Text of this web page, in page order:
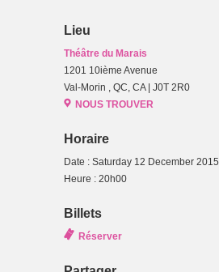
Lieu
Théâtre du Marais
1201 10ième Avenue
Val-Morin , QC, CA | J0T 2R0
NOUS TROUVER
Horaire
Date : Saturday 12 December 2015
Heure : 20h00
Billets
Réserver